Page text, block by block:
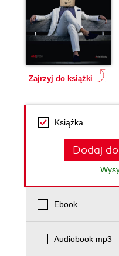
Zajrzyj do książki
Książka
Dodaj
Ebook
Audiobook mp3